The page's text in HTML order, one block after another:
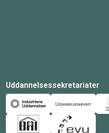
Uddannelsessekretariater